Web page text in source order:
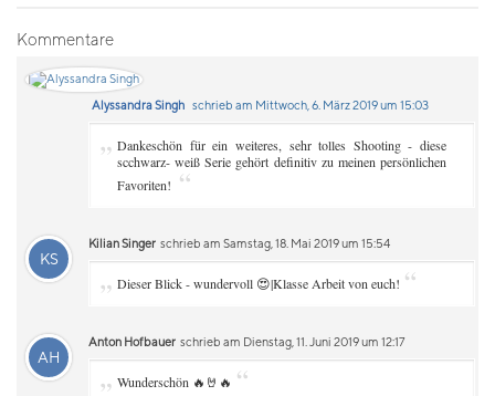
Kommentare
Alyssandra Singh schrieb am Mittwoch, 6. März 2019 um 15:03
„ Dankeschön für ein weiteres, sehr tolles Shooting - diese
scchwarz- weiß Serie gehört definitiv zu meinen persönlichen
Favoriten! “
KS
Kilian Singer schrieb am Samstag, 18. Mai 2019 um 15:54
„ Dieser Blick - wundervoll 😍|Klasse Arbeit von euch! “
AH
Anton Hofbauer schrieb am Dienstag, 11. Juni 2019 um 12:17
„ Wunderschön 🔥🤘🔥 “